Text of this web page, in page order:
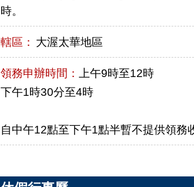
時。
轄區： 大渥太華地區
領務申辦時間：
上午9時至12時
下午1時30分至4時
自中午12點至下午1點半暫不提供領務